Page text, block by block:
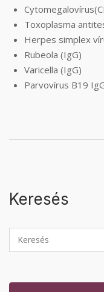
Toxoplasma
Herpes simplex
Rubeola (IgG)
Varicella (IgG)
Parvovírus B19
Keresés